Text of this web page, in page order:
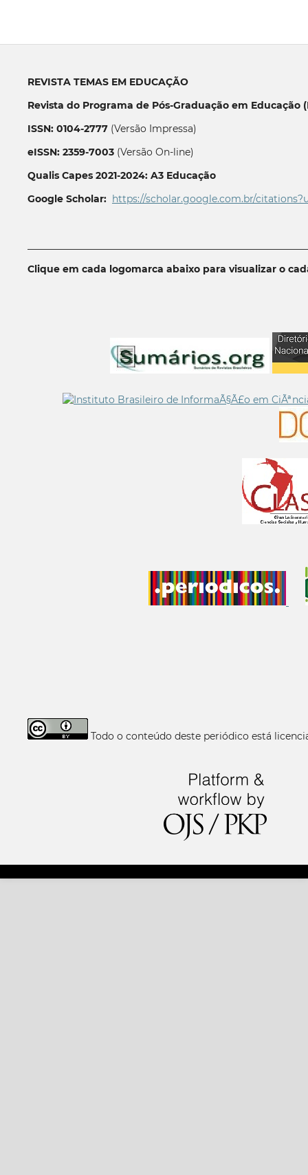
REVISTA TEMAS EM EDUCAÇÃO
Revista do Programa de Pós-Graduação em Educação
ISSN: 0104-2777(Versão Impressa)
eISSN: 2359-7003(Versão On-line)
Qualis Capes 2021-2024: A3 Educação
Google Scholar: https://scholar.google.com.br/
Clique em cada logomarca abaixo para visualizar o
Todo o conteúdo deste periódico está